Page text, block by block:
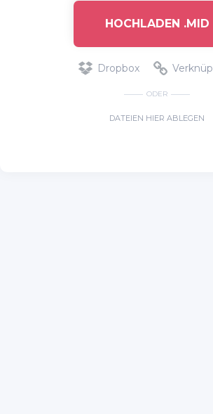
HOCHLADEN .MID
Dropbox
ODER
DATEIEN HIER ABLEGEN